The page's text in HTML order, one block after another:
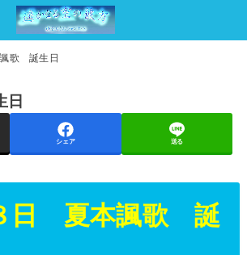
歌 誕生日
日
シェア 送る
日 夏本諷歌 誕